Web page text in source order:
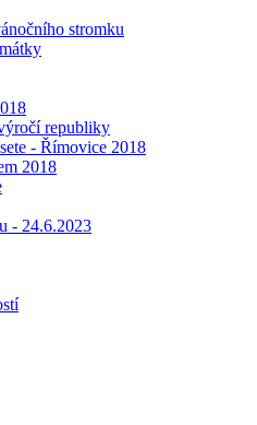
stromku
republiky
- Římovice 2018
2018
- 24.6.2023